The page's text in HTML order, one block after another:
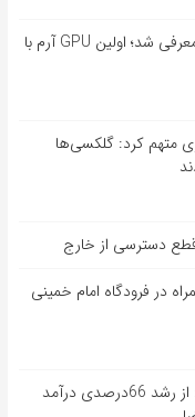
پردازشگر گرافیکی Immortalis معرفی شد؛ اولین GPU آرم با
متهم کرد: گلکسی‌ها
دسترسی از خارج
در فرودگاه امام خمینی
گزارش عملکرد سالانه نصر کشور: از رشد 66درصدی درآمد